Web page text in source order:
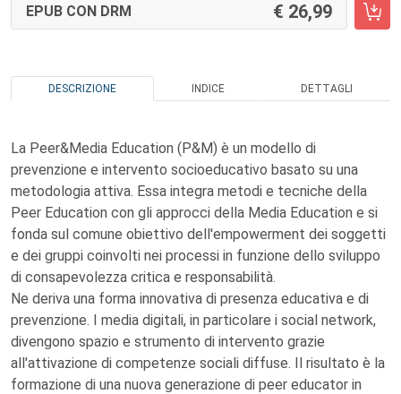
EPUB CON DRM 26,99
DESCRIZIONE INDICE DETTAGLI
La Peer&Media Education (P&M) è un modello di
prevenzione e intervento socioeducativo basato su una
metodologia attiva. Essa integra metodi e tecniche della
Peer Education con gli approcci della Media Education e si
fonda sul comune obiettivo dell'empowerment dei soggetti
e dei gruppi coinvolti nei processi in funzione dello sviluppo
di consapevolezza critica e responsabilità.
Ne deriva una forma innovativa di presenza educativa e di
prevenzione. I media digitali, in particolare i social network,
divengono spazio e strumento di intervento grazie
all'attivazione di competenze sociali diffuse. Il risultato è la
formazione di una nuova generazione di peer educator in